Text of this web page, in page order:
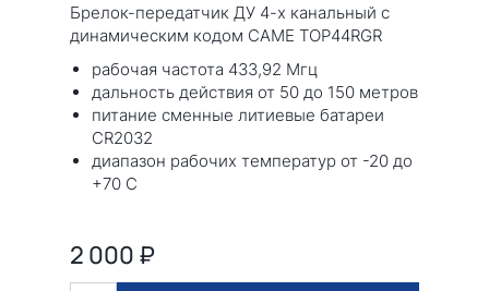
Брелок-передатчик ДУ 4-х канальный с
динамическим кодом CAME TOP44RGR
рабочая частота 433,92 Мгц
дальность действия от 50 до 150 метров
питание сменные литиевые батареи
CR2032
диапазон рабочих температур от -20 до
+70 С
2 000 ₽